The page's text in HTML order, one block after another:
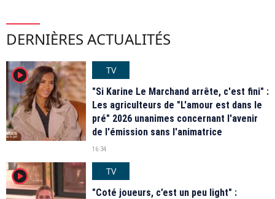
DERNIÈRES ACTUALITÉS
player2
TV
"Si Karine Le Marchand arrête, c'est fini" :
Les agriculteurs de "L'amour est dans le
pré" 2026 unanimes concernant l'avenir
de l'émission sans l'animatrice
16:34
player2
TV
"Coté joueurs, c’est un peu light" :